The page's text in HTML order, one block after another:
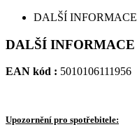
DALŠÍ INFORMACE
DALŠÍ INFORMACE
EAN kód : 5010106111956
Upozornění pro spotřebitele: